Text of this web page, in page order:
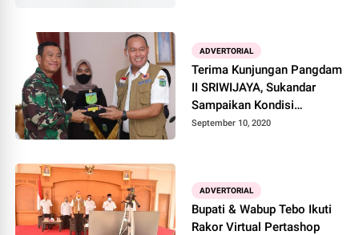
ADVERTORIAL
Terima Kunjungan Pangdam
II SRIWIJAYA, Sukandar
Sampaikan Kondisi
Persiapan Atasi Karhutla
September 10, 2020
ADVERTORIAL
Bupati & Wabup Tebo Ikuti
Rakor Virtual Pertashop